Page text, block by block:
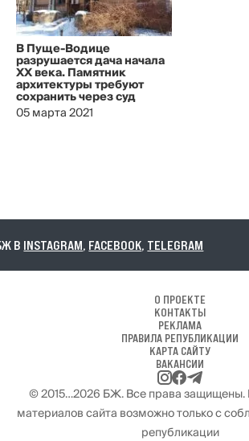
В Пуще-Водице
разрушается дача начала
XX века. Памятник
архитектуры требуют
сохранить через суд
05 марта 2021
,FACEBOOK,TELEGRAM
О ПРОЕКТЕ
КОНТАКТЫ
РЕКЛАМА
ПРАВИЛА РЕПУБЛИКАЦИИ
КАРТА САЙТУ
ВАКАНСИИ
© 2015…2026 БЖ. Все права защищены.
материалов сайта возможно только с
републикации